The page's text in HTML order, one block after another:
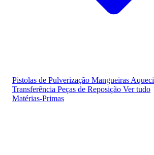
Pistolas de Pulverização Mangueiras
Transferência Peças de Reposição Ver tudo
Matérias-Primas